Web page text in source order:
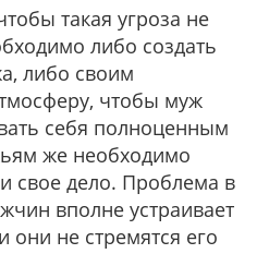
такая угроза не
либо создать
либо своим
чтобы муж
себя полноценным
же необходимо
свое дело. Проблема в
вполне устраивает
они не стремятся его